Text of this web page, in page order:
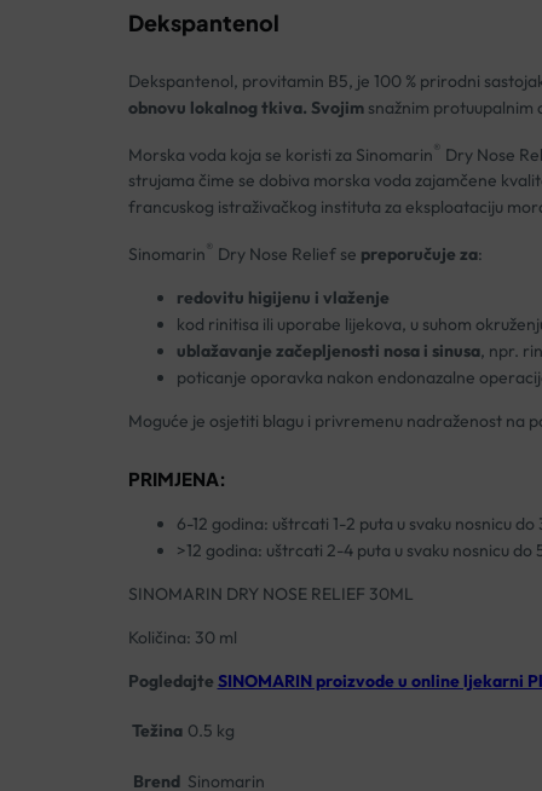
Dekspantenol
Dekspantenol, provitamin B5, je 100 % prirodni
obnovu lokalnog tkiva. Svojimsnažnim protuupalnim
Morska voda koja se koristi za Sinomarin ® Dry Nose
strujama čime se dobiva morska voda zajamčene
francuskog istraživačkog instituta za eksploataciju
Sinomarin ® Dry Nose Relief se preporučuje za:
redovitu higijenu i vlaženje
kod rinitisa ili uporabe lijekova, u suhom
ublažavanje začepljenosti nosa i sinusa, npr.
poticanje oporavka nakon endonazalne
Moguće je osjetiti blagu i privremenu nadraženost na
PRIMJENA:
6-12 godina: uštrcati 1-2 puta u svaku nosnicu
>12 godina: uštrcati 2-4 puta u svaku nosnicu do
SINOMARIN DRY NOSE RELIEF 30ML
Količina: 30 ml
Pogledajte SINOMARIN proizvode u online ljekarni
Težina 0.5 kg
Brend Sinomarin